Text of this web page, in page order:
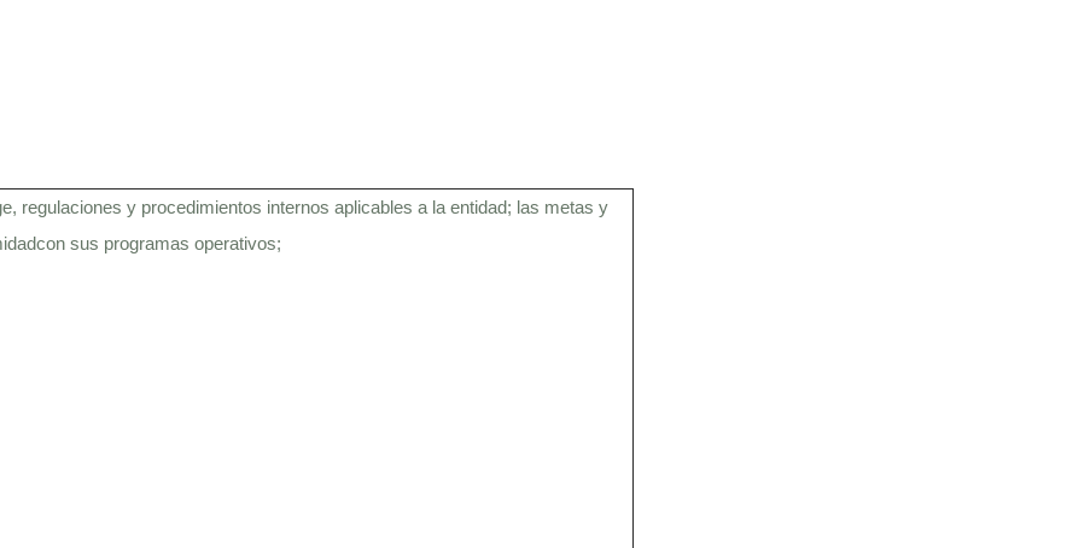
regulaciones y procedimientos internos aplicables a la entidad; las metas y
sus programas operativos;